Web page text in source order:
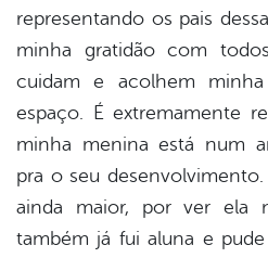
representando os pais
minha gratidão com
cuidam e acolhem
espaço. É extremamente
minha menina está num
pra o seu
ainda maior, por ver ela
também já fui aluna e pude